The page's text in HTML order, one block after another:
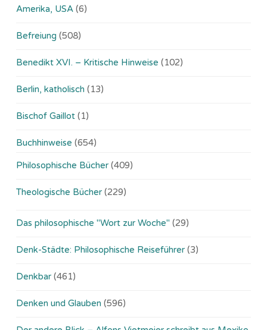
Amerika, USA (6)
Befreiung (508)
Benedikt XVI. – Kritische Hinweise (102)
Berlin, katholisch (13)
Bischof Gaillot (1)
Buchhinweise (654)
Philosophische Bücher (409)
Theologische Bücher (229)
Das philosophische "Wort zur Woche" (29)
Denk-Städte: Philosophische Reiseführer (3)
Denkbar (461)
Denken und Glauben (596)